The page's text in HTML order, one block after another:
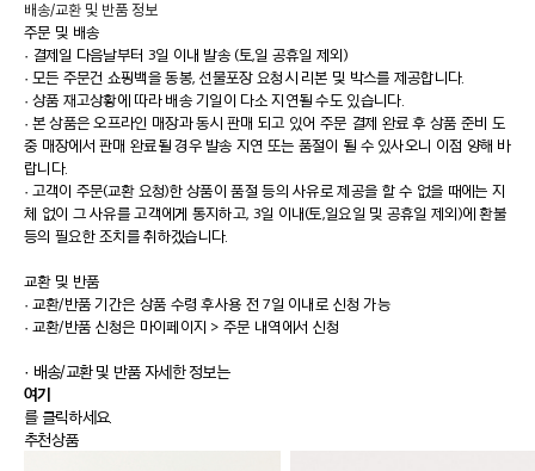
배송/교환 및 반품 정보
주문 및 배송
· 결제일 다음날부터 3일 이내 발송 (토,일 공휴일 제외)
· 모든 주문건 쇼핑백을 동봉, 선물포장 요청시 리본 및 박스를 제공합니다.
· 상품 재고상황에 따라 배송 기일이 다소 지연될 수도 있습니다.
· 본 상품은 오프라인 매장과 동시 판매 되고 있어 주문 결제 완료 후 상품 준비 도
중 매장에서 판매 완료될 경우 발송 지연 또는 품절이 될 수 있사오니 이점 양해 바
랍니다.
· 고객이 주문(교환 요청)한 상품이 품절 등의 사유로 제공을 할 수 없을 때에는 지
체 없이 그 사유를 고객에게 통지하고, 3일 이내(토,일요일 및 공휴일 제외)에 환불
등의 필요한 조치를 취하겠습니다.
교환 및 반품
· 교환/반품 기간은 상품 수령 후사용 전 7일 이내로 신청 가능
· 교환/반품 신청은 마이페이지 > 주문 내역에서 신청
· 배송/교환 및 반품 자세한 정보는
여기
를 클릭하세요.
추천상품